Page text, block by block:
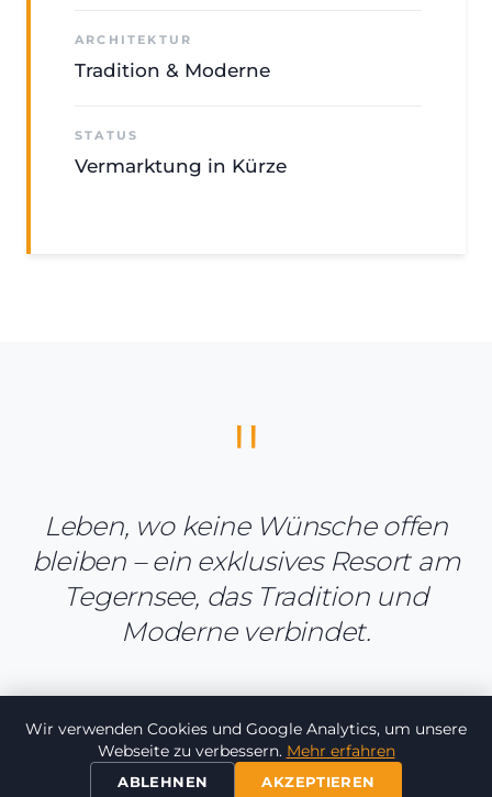
ARCHITEKTUR
Tradition & Moderne
STATUS
Vermarktung in Kürze
Leben, wo keine Wünsche offen
bleiben – ein exklusives Resort am
Tegernsee, das Tradition und
Moderne verbindet.
Wir verwenden Cookies und Google Analytics, um unsere
Webseite zu verbessern. Mehr erfahren
ABLEHNEN AKZEPTIEREN